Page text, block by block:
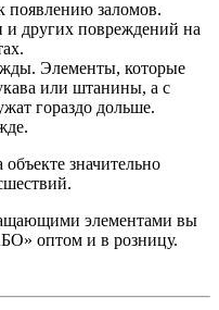
появлению заломов.
и других повреждений на
Элементы, которые
или штанины, а с
гораздо дольше.
значительно
элементами вы
оптом и в розницу.